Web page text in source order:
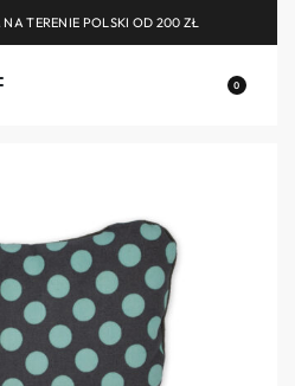
TERENIE POLSKI OD 200 ZŁ
0